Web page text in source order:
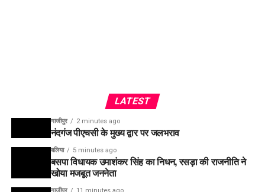
LATEST
गाजीपुर 2 minutes ago
नंदगंज पीएचसी के मुख्य द्वार पर जलभराव
बलिया 5 minutes ago
बसपा विधायक उमाशंकर सिंह का निधन, रसड़ा की राजनीति ने
खोया मजबूत जननेता